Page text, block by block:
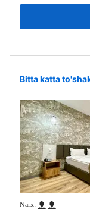
Bitta katta